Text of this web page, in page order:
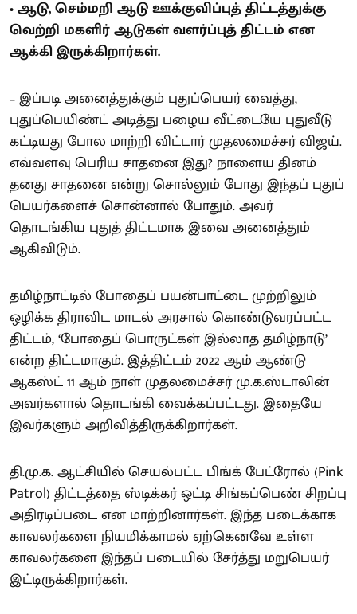
• ஆடு, செம்மறி ஆடு ஊக்குவிப்புத் திட்டத்துக்கு
வெற்றி மகளிர் ஆடுகள் வளர்ப்புத் திட்டம் என
ஆக்கி இருக்கிறார்கள்.
– இப்படி அனைத்துக்கும் புதுப்பெயர் வைத்து,
புதுப்பெயிண்ட் அடித்து பழைய வீட்டையே புதுவீடு
கட்டியது போல மாற்றி விட்டார் முதலமைச்சர் விஜய்.
எவ்வளவு பெரிய சாதனை இது? நாளைய தினம்
தனது சாதனை என்று சொல்லும் போது இந்தப் புதுப்
பெயர்களைச் சொன்னால் போதும். அவர்
தொடங்கிய புதுத் திட்டமாக இவை அனைத்தும்
ஆகிவிடும்.
தமிழ்நாட்டில் போதைப் பயன்பாட்டை முற்றிலும்
ஒழிக்க திராவிட மாடல் அரசால் கொண்டுவரப்பட்ட
திட்டம், ‘போதைப் பொருட்கள் இல்லாத தமிழ்நாடு’
என்ற திட்டமாகும். இத்திட்டம் 2022 ஆம் ஆண்டு
ஆகஸ்ட் 11 ஆம் நாள் முதலமைச்சர் மு.க.ஸ்டாலின்
அவர்களால் தொடங்கி வைக்கப்பட்டது. இதையே
இவர்களும் அறிவித்திருக்கிறார்கள்.
தி.மு.க. ஆட்சியில் செயல்பட்ட பிங்க் பேட்ரோல் (Pink
Patrol) திட்டத்தை ஸ்டிக்கர் ஒட்டி சிங்கப்பெண் சிறப்பு
அதிரடிப்படை என மாற்றினார்கள். இந்த படைக்காக
காவலர்களை நியமிக்காமல் ஏற்கெனவே உள்ள
காவலர்களை இந்தப் படையில் சேர்த்து மறுபெயர்
இட்டிருக்கிறார்கள்.